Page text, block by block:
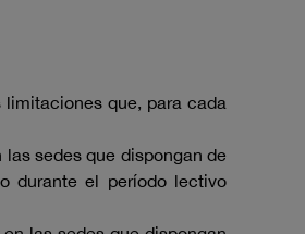
que, para cada
sedes que dispongan de
durante el período lectivo